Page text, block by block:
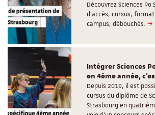
Découvrez Sciences Po
d'accès, cursus,
campus, débouchés.
Intégrer Sciences
en 4ème année,
Depuis 2019, il est
cursus du diplôme de
Strasbourg en